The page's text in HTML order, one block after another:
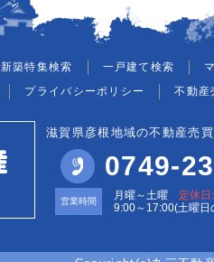
新築特集検索 一戸建て検索
プライバシーポリシー 不動産
滋賀県彦根地域の不動産売
0749-
営業時間 月曜～土曜 定休
9:00～17:00(土曜日